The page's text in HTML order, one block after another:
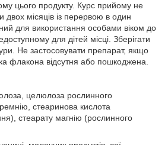
цього продукту. Курс прийому не
місяців із перервою в один
для використання особами віком до
для дітей місці. Зберігати
Не застосовувати препарат, якщо
флакона відсутня або пошкоджена.
целюлоза рослинного
стеаринова кислота
стеарату магнію (рослинного